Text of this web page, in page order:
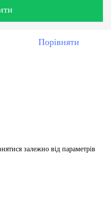
Порівняти
залежно від параметрів